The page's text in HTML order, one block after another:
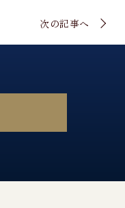
次の記事へ